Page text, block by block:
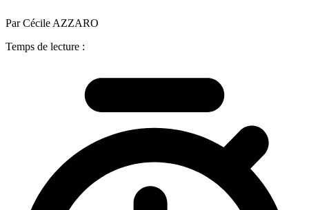
Par Cécile AZZARO
Temps de lecture :